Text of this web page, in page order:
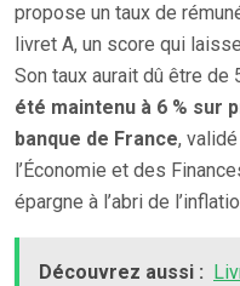
propose un taux de
livret A, un score qui
Son taux aurait dû être de
été maintenu à 6 % sur
banque de France,
l’Économie et des
épargne à l’abri de
Découvrez aussi :